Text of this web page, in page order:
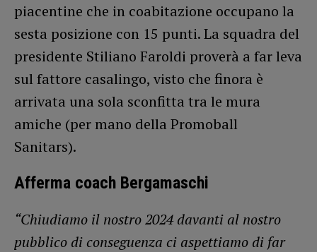
piacentine che in coabitazione occupano la
sesta posizione con 15 punti. La squadra del
presidente Stiliano Faroldi proverà a far leva
sul fattore casalingo, visto che finora è
arrivata una sola sconfitta tra le mura
amiche (per mano della Promoball
Sanitars).
Afferma coach Bergamaschi
“Chiudiamo il nostro 2024 davanti al nostro
pubblico di conseguenza ci aspettiamo di far